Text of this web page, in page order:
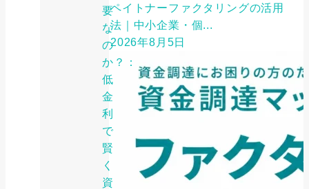
要
な
の
か？：
低
金
利
で
賢
く
資
ペイトナーファクタリングの活用
法｜中小企業・個...
2026年8月5日